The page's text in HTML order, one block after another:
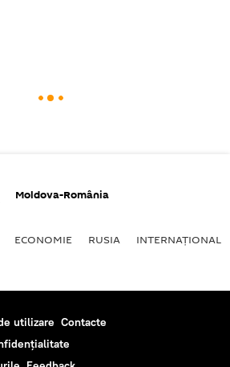
Moldova-România
ECONOMIE RUSIA INTERNAŢIONAL
utilizare Contacte